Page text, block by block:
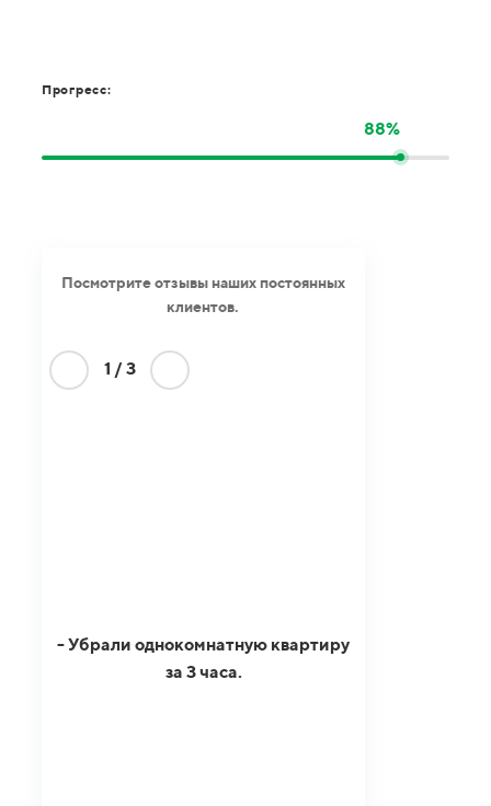
Прогресс:
88%
Посмотрите отзывы наших постоянных
клиентов.
1 /3
- Убрали однокомнатную квартиру
за 3 часа.